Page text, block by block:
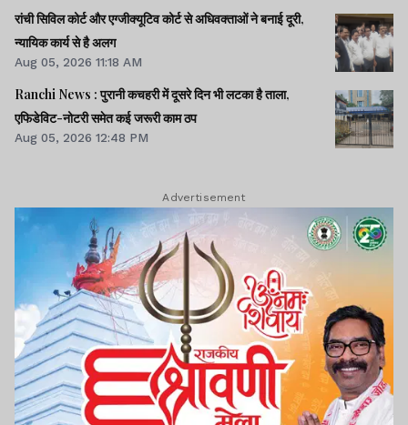
रांची सिविल कोर्ट और एग्जीक्यूटिव कोर्ट से अधिवक्ताओं ने बनाई दूरी,
न्यायिक कार्य से है अलग
Aug 05, 2026 11:18 AM
Ranchi News : पुरानी कचहरी में दूसरे दिन भी लटका है ताला,
एफिडेविट-नोटरी समेत कई जरूरी काम ठप
Aug 05, 2026 12:48 PM
Advertisement